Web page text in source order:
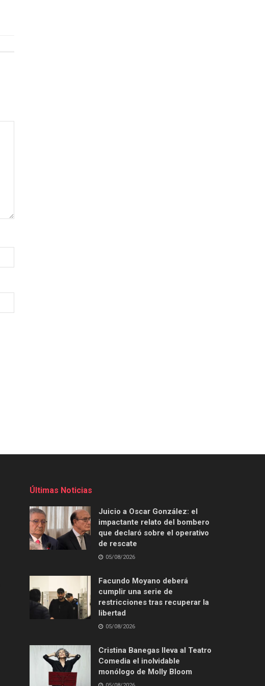
Últimas Noticias
Juicio a Oscar González: el
impactante relato del bombero
que declaró sobre el operativo
de rescate
05/08/2026
Facundo Moyano deberá
cumplir una serie de
restricciones tras recuperar la
libertad
05/08/2026
Cristina Banegas lleva al Teatro
Comedia el inolvidable
monólogo de Molly Bloom